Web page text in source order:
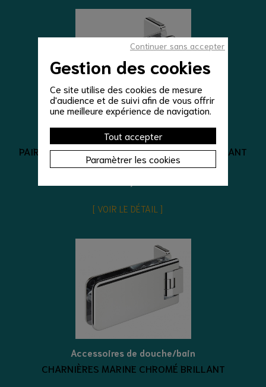
Gestion des cookies
Ce site utilise des cookies de mesure
d'audience et de suivi afin de vous offrir
une meilleure expérience de navigation.
Tout accepter
Paramètrer les cookies
Continuer sans accepter
Accessoires de douche/bain
PAIRE DE CHARNIÈRES MAREVA CHROMÉ BRILLANT
VOIR LE DÉTAIL
Accessoires de douche/bain
CHARNIÈRES MARINE CHROMÉ BRILLANT